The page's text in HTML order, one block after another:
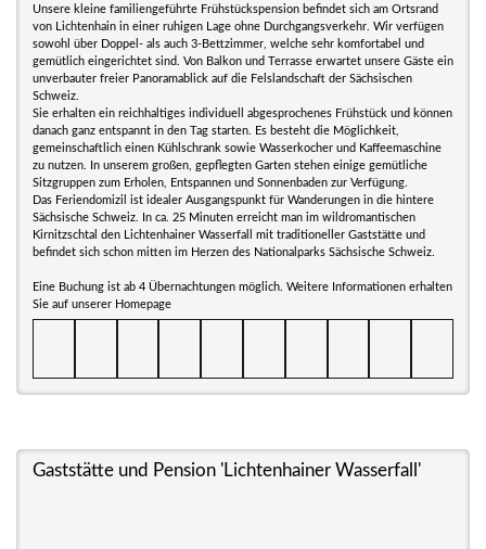
Unsere kleine familiengeführte Frühstückspension befindet sich am Ortsrand
von Lichtenhain in einer ruhigen Lage ohne Durchgangsverkehr. Wir verfügen
sowohl über Doppel- als auch 3-Bettzimmer, welche sehr komfortabel und
gemütlich eingerichtet sind. Von Balkon und Terrasse erwartet unsere Gäste ein
unverbauter freier Panoramablick auf die Felslandschaft der Sächsischen
Schweiz.
Sie erhalten ein reichhaltiges individuell abgesprochenes Frühstück und können
danach ganz entspannt in den Tag starten. Es besteht die Möglichkeit,
gemeinschaftlich einen Kühlschrank sowie Wasserkocher und Kaffeemaschine
zu nutzen. In unserem großen, gepflegten Garten stehen einige gemütliche
Sitzgruppen zum Erholen, Entspannen und Sonnenbaden zur Verfügung.
Das Feriendomizil ist idealer Ausgangspunkt für Wanderungen in die hintere
Sächsische Schweiz. In ca. 25 Minuten erreicht man im wildromantischen
Kirnitzschtal den Lichtenhainer Wasserfall mit traditioneller Gaststätte und
befindet sich schon mitten im Herzen des Nationalparks Sächsische Schweiz.
Eine Buchung ist ab 4 Übernachtungen möglich. Weitere Informationen erhalten
Sie auf unserer Homepage
Gaststätte und Pension 'Lichtenhainer Wasserfall'